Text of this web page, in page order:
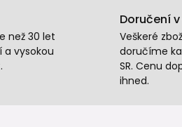
než 30 let
a vysokou
Doručení v
Veškeré
doručíme
SR. Cenu
ihned.